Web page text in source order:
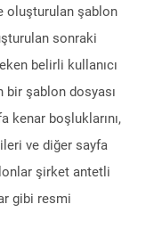
oluşturulan şablon
sonraki
belirli kullanıcı
bir şablon dosyası
kenar boşluklarını,
ve diğer sayfa
şirket antetli
gibi resmi